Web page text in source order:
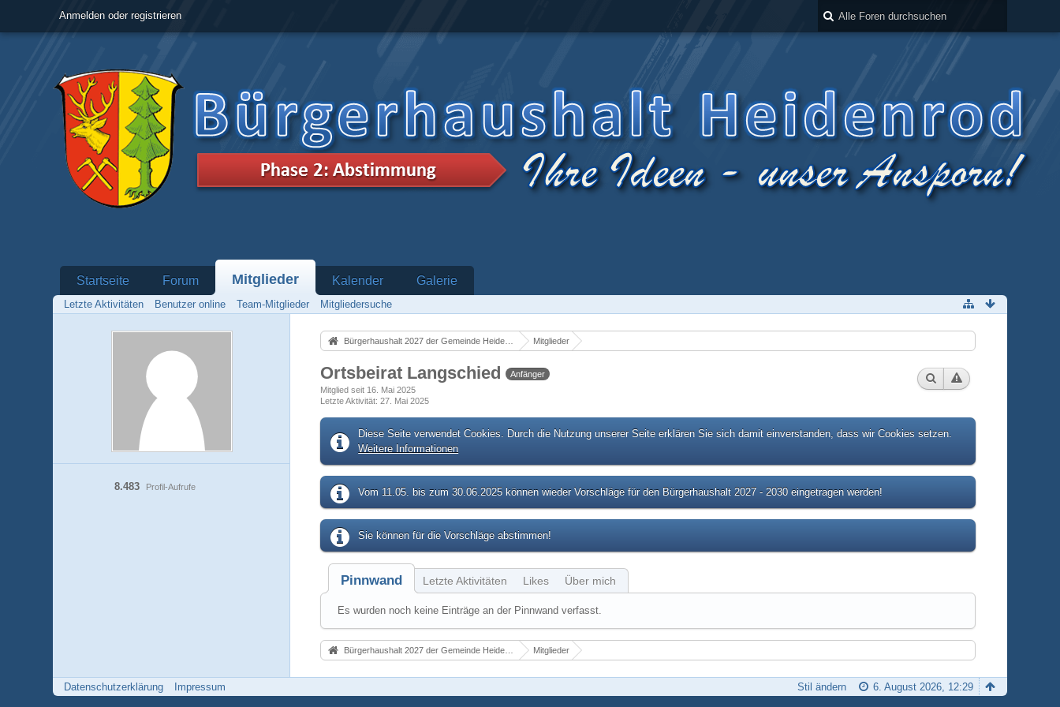
Anmelden oder registrieren
Startseite Forum Mitglieder Kalender Galerie
Letzte Aktivitäten Benutzer online Team-Mitglieder Mitgliedersuche
Profil-Aufrufe
8.483
Bürgerhaushalt 2027 der Gemeinde Heidenrod Mitglieder
Ortsbeirat Langschied Anfänger
Mitglied seit 16. Mai 2025
Letzte Aktivität 27. Mai 2025
Diese Seite verwendet Cookies. Durch die Nutzung unserer Seite erklären Sie sich damit einverstanden, dass wir Cookies setzen.
Weitere Informationen
Vom 11.05. bis zum 30.06.2025 können wieder Vorschläge für den Bürgerhaushalt 2027 - 2030 eingetragen werden!
Sie können für die Vorschläge abstimmen!
Pinnwand Letzte Aktivitäten Likes Über mich
Es wurden noch keine Einträge an der Pinnwand verfasst.
Bürgerhaushalt 2027 der Gemeinde Heidenrod Mitglieder
Datenschutzerklärung Impressum 6. August 2026, 12:29
Stil ändern